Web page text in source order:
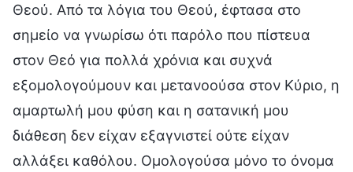
Θεού. Από τα λόγια του Θεού, έφτασα στο
σημείο να γνωρίσω ότι παρόλο που πίστευα
στον Θεό για πολλά χρόνια και συχνά
εξομολογούμουν και μετανοούσα στον Κύριο, η
αμαρτωλή μου φύση και η σατανική μου
διάθεση δεν είχαν εξαγνιστεί ούτε είχαν
αλλάξει καθόλου. Ομολογούσα μόνο το όνομα